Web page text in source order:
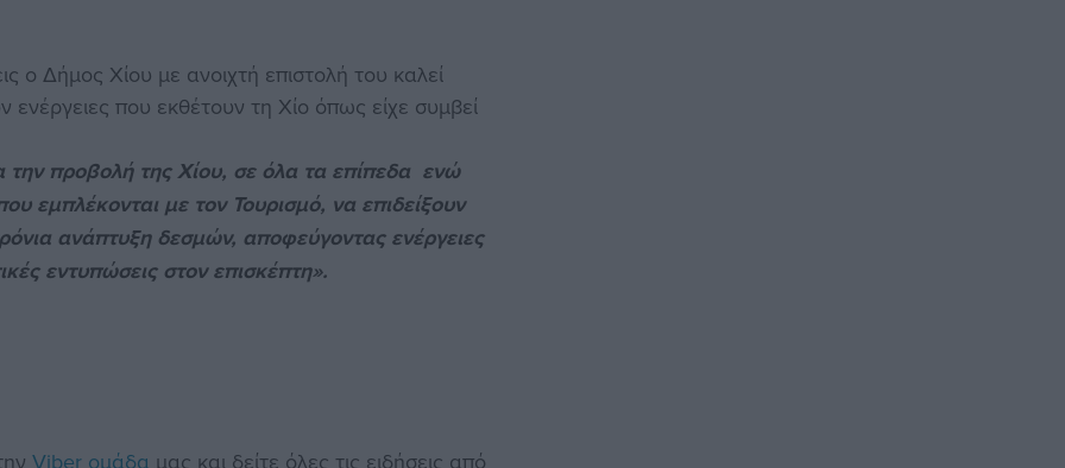
ο Δήμος Χίου με ανοιχτή επιστολή του καλεί
που εκθέτουν τη Χίο όπως είχε συμβεί
την προβολή της Χίου, σε όλα τα επίπεδα ενώ
εμπλέκονται με τον Τουρισμό, να επιδείξουν
ανάπτυξη δεσμών, αποφεύγοντας ενέργειες
εντυπώσεις στον επισκέπτη».
Viber ομάδα μας και δείτε όλες τις ειδήσεις από